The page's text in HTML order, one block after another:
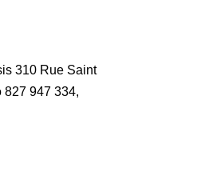
310 Rue Saint
827 947 334,